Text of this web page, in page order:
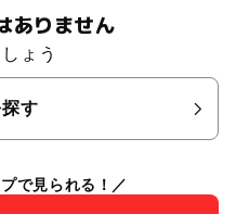
ありません
ょう
す
で見られる！